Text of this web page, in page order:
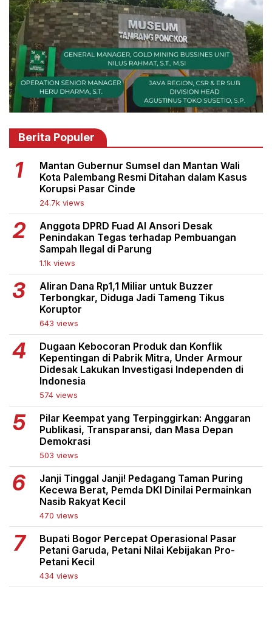
Berita Populer
Mantan Gubernur Sumsel dan Mantan Wali
Kota Palembang Resmi Ditahan dalam Kasus
Korupsi Pasar Cinde
24.7k views
Anggota DPRD Fuad Al Ansori Desak
Penindakan Tegas terhadap Pembuangan
Sampah Ilegal di Parung
1.1k views
Aliran Dana Rp1,1 Miliar untuk Buzzer
Terbongkar, Diduga Jadi Tameng Tikus
Koruptor
643 views
Dugaan Kebocoran Produk dan Konflik
Kepentingan di Pabrik Mitra, Under Armour
Didesak Lakukan Investigasi Independen di
Indonesia
574 views
Pilar Keempat yang Terpinggirkan: Anggaran
Publikasi, Transparansi, dan Masa Depan
Demokrasi
503 views
Janji Tinggal Janji! Pedagang Taman Puring
Kecewa Berat, Pemda DKI Dinilai Permainkan
Nasib Rakyat Kecil
470 views
Bupati Bogor Percepat Operasional Pasar
Petani Garuda, Petani Nilai Kebijakan Pro-
Petani Kecil
434 views